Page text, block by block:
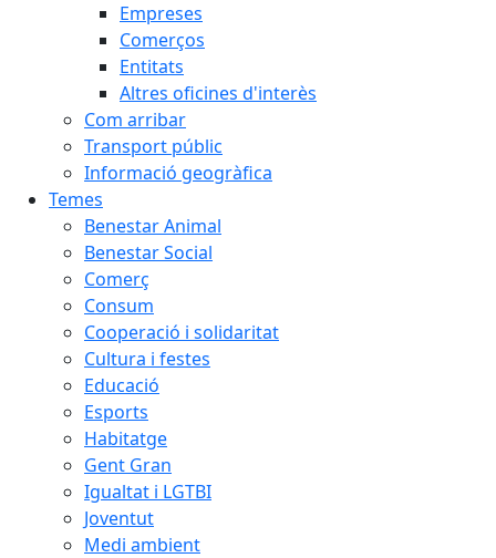
Empreses
Comerços
Entitats
Altres oficines d'interès
Com arribar
Transport públic
Informació geogràfica
Temes
Benestar Animal
Benestar Social
Comerç
Consum
Cooperació i solidaritat
Cultura i festes
Educació
Esports
Habitatge
Gent Gran
Igualtat i LGTBI
Joventut
Medi ambient